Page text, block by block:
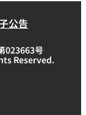
公告
号
Reserved.